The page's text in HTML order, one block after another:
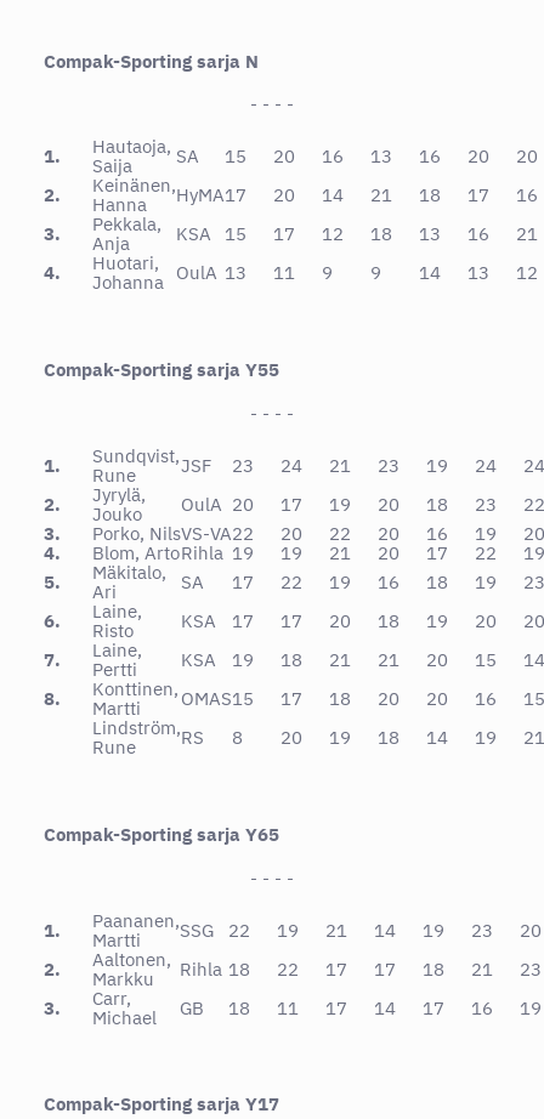
Compak-Sporting sarja N
- - - -
1.
Hautaoja,
Saija
SA 15 20 16 13 16 20
20
2.
Keinänen,
Hanna
HyMA17 20 14 21 18 17
16
3.
Pekkala,
Anja
KSA 15 17 12 18 13 16
21
4.
Huotari,
Johanna OulA 13 11 9 9 14 13 12
Compak-Sporting sarja Y55
- - - -
1.
Sundqvist,
Rune
JSF 23 24 21 23 19 24
24
2.
Jyrylä,
Jouko
OulA 20 17 19 20 18 23
22
3.
Porko, NilsVS-VA22 20 22 20 16 19
20
4.
Blom, ArtoRihla 19 19 21 20 17 22
19
5.
Mäkitalo,
Ari
SA 17 22 19 16 18 19
23
6.
Laine,
Risto
KSA 17 17 20 18 19 20
20
7.
Laine,
Pertti
KSA 19 18 21 21 20 15
14
8.
Konttinen,
Martti
OMAS15 17 18 20 20 16
15
Lindström,
Rune
RS 8 20 19 18 14 19 21
Compak-Sporting sarja Y65
- - - -
1.
Paananen,
Martti
SSG 22 19 21 14 19 23
20
2.
Aaltonen,
Markku
Rihla 18 22 17 17 18 21
23
3.
Carr,
Michael
GB 18 11 17 14 17 16 19
Compak-Sporting sarja Y17